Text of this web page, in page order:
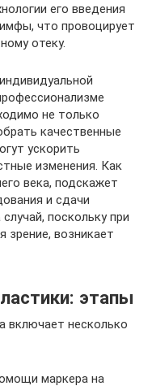
его введения
что провоцирует
отеку.
не только
качественные
ускорить
изменения. Как
века, подскажет
и сдачи
поскольку при
зрение, возникает
этапы
включает несколько
маркера на